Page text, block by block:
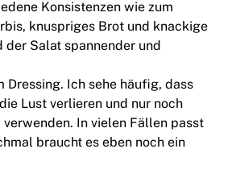
Konsistenzen wie zum
knuspriges Brot und knackige
der Salat spannender und
Dressing. Ich sehe häufig, dass
Lust verlieren und nur noch
In vielen Fällen passt
braucht es eben noch ein